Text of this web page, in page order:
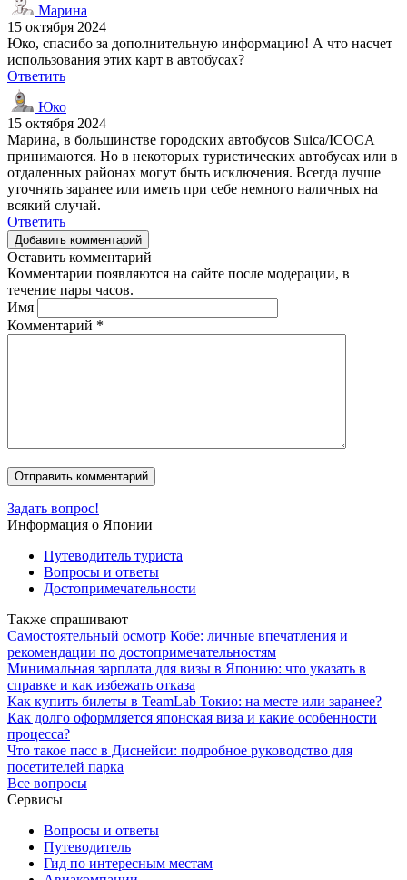
Марина
15 октября 2024
Юко, спасибо за дополнительную информацию! А что насчет
использования этих карт в автобусах?
Ответить
Юко
15 октября 2024
Марина, в большинстве городских автобусов Suica/ICOCA
принимаются. Но в некоторых туристических автобусах или в
отдаленных районах могут быть исключения. Всегда лучше
уточнять заранее или иметь при себе немного наличных на
всякий случай.
Ответить
Добавить комментарий
Оставить комментарий
Комментарии появляются на сайте после модерации, в
течение пары часов.
Имя
Комментарий *
Задать вопрос!
Информация о Японии
Путеводитель туриста
Вопросы и ответы
Достопримечательности
Также спрашивают
Самостоятельный осмотр Кобе: личные впечатления и
рекомендации по достопримечательностям
Минимальная зарплата для визы в Японию: что указать в
справке и как избежать отказа
Как купить билеты в TeamLab Токио: на месте или заранее?
Как долго оформляется японская виза и какие особенности
процесса?
Что такое пасс в Диснейси: подробное руководство для
посетителей парка
Все вопросы
Сервисы
Вопросы и ответы
Путеводитель
Гид по интересным местам